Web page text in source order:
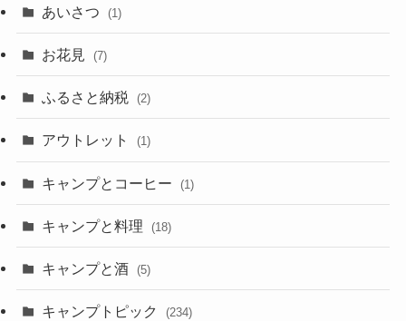
あいさつ (1)
お花見 (7)
ふるさと納税 (2)
アウトレット (1)
キャンプとコーヒー (1)
キャンプと料理 (18)
キャンプと酒 (5)
キャンプトピック (234)